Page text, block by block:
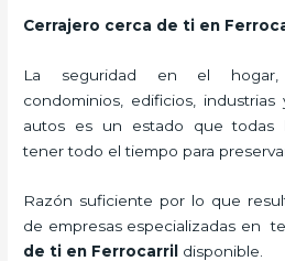
Cerrajero cerca de ti en
La seguridad en el hogar,
condominios, edificios,
autos es un estado que todas
tener todo el tiempo para
Razón suficiente por lo que
de empresas especializadas en
de ti en Ferrocarril disponible.